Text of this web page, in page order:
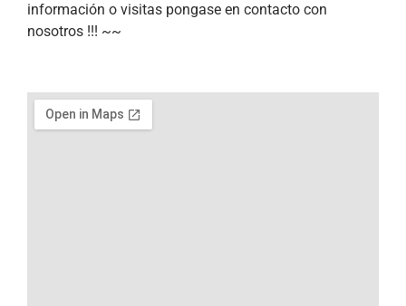
información o visitas pongase en contacto con
nosotros !!! ~~